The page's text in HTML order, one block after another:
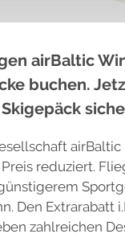
airBaltic
buchen.
airBaltic
reduziert.
Den Extrarabatt
zahlreichen